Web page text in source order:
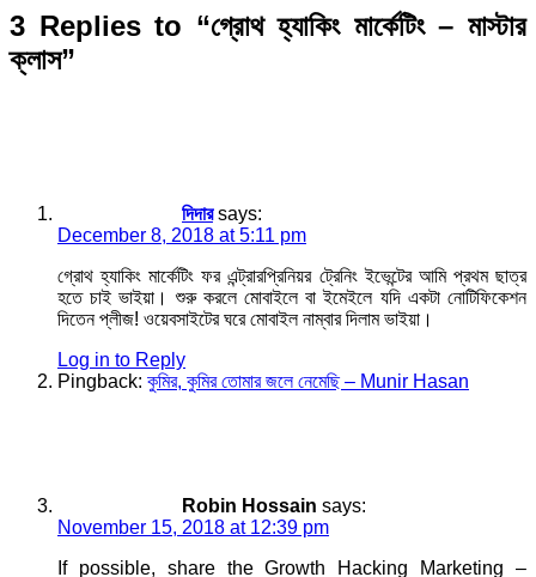
3 Replies to “গ্রোথ হ্যাকিং মার্কেটিং – মাস্টার
ক্লাস”
দিদার says:
December 8, 2018 at 5:11 pm
গ্রোথ হ্যাকিং মার্কেটিং ফর এন্ট্রারপ্রিনিয়র ট্রেনিং ইভেন্টের আমি প্রথম ছাত্র
হতে চাই ভাইয়া। শুরু করলে মোবাইলে বা ইমেইলে যদি একটা নোটিফিকেশন
দিতেন প্লীজ! ওয়েবসাইটের ঘরে মোবাইল নাম্বার দিলাম ভাইয়া।
Log in to Reply
Pingback: কুমির, কুমির তোমার জলে নেমেছি – Munir Hasan
Robin Hossain says:
November 15, 2018 at 12:39 pm
If possible, share the Growth Hacking Marketing –